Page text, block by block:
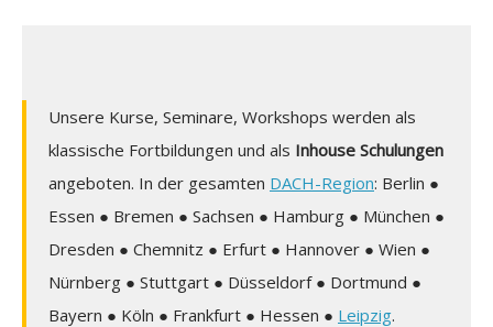
Unsere Kurse, Seminare, Workshops werden als
klassische Fortbildungen und als Inhouse Schulungen
angeboten. In der gesamten DACH-Region: Berlin ●
Essen ● Bremen ● Sachsen ● Hamburg ● München ●
Dresden ● Chemnitz ● Erfurt ● Hannover ● Wien ●
Nürnberg ● Stuttgart ● Düsseldorf ● Dortmund ●
Bayern ● Köln ● Frankfurt ● Hessen ● Leipzig.